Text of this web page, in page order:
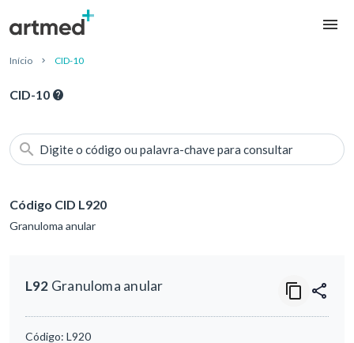
Início CID-10
CID-10
Digite o código ou palavra-chave para consultar
Código CID L920
Granuloma anular
L92 Granuloma anular
Código: L920